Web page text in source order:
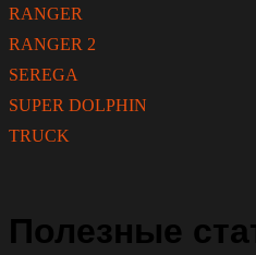
RANGER
RANGER 2
SEREGA
SUPER DOLPHIN
TRUCK
Полезные